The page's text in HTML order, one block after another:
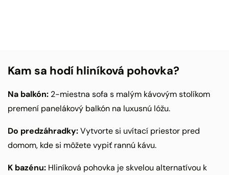
Kam sa hodí hliníková pohovka?
Na balkón: 2-miestna sofa s malým kávovým stolíkom
premení panelákový balkón na luxusnú lóžu.
Do predzáhradky:Vytvorte si uvítací priestor pred
domom, kde si môžete vypiť rannú kávu.
K bazénu: Hliníková pohovka je skvelou alternatívou k